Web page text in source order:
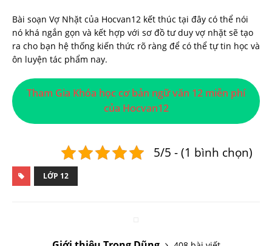
Bài soạn Vợ Nhặt của Hocvan12 kết thúc tại đây có thể nói
nó khá ngắn gọn và kết hợp với sơ đồ tư duy vợ nhặt sẽ tạo
ra cho bạn hệ thống kiến thức rõ ràng để có thể tự tin học và
ôn luyện tác phẩm nay.
Tham Gia Khóa học cơ bản ngữ văn 12 miễn phí
của Hocvan12
5/5 - (1 bình chọn)
LỚP 12